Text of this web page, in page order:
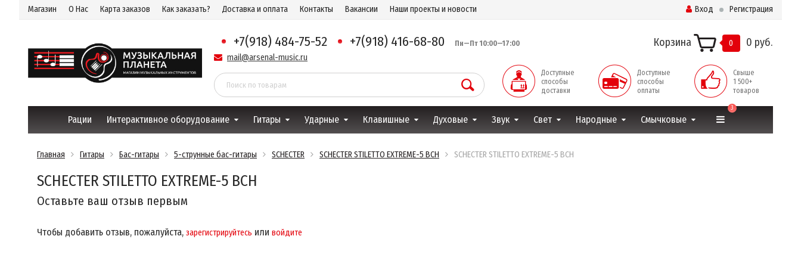
Магазин О Нас Карта заказов Как заказать? Доставка и оплата Контакты Вакансии Наши проекты и новости Вход Регистрация
+7(918) 484-75-52 +7(918) 416-68-80 Пн—Пт 10:00—17:00
mail@arsenal-music.ru
Корзина 0 0 руб.
Доступные
способы
доставки
Доступные
способы
оплаты
Свыше
1 500+
товаров
Рации Интерактивное оборудование Гитары Ударные Клавишные Духовые Звук Свет Народные Смычковые
3
Главная Гитары Бас-гитары 5-струнные бас-гитары SCHECTER SCHECTER STILETTO EXTREME-5 BCH SCHECTER STILETTO EXTREME-5 BCH
SCHECTER STILETTO EXTREME-5 BCH
Оставьте ваш отзыв первым
Чтобы добавить отзыв, пожалуйста, зарегистрируйтесь или войдите